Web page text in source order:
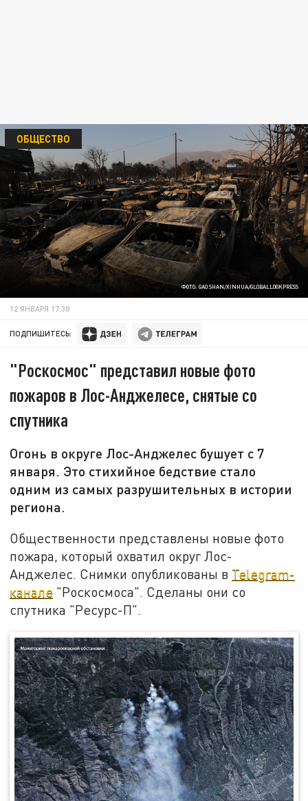
ФОТО: GAO SHAN/XINHUA/GLOBALLOOKPRESS
ОБЩЕСТВО
12 ЯНВАРЯ 17:38
ПОДПИШИТЕСЬ:
"Роскосмос" представил новые фото
пожаров в Лос-Анджелесе, снятые со
спутника
Огонь в округе Лос-Анджелес бушует с 7
января. Это стихийное бедствие стало
одним из самых разрушительных в истории
региона.
Общественности представлены новые фото
пожара, который охватил округ Лос-
Анджелес. Снимки опубликованы в Telegram-
канале "Роскосмоса". Сделаны они со
спутника "Ресурс-П".